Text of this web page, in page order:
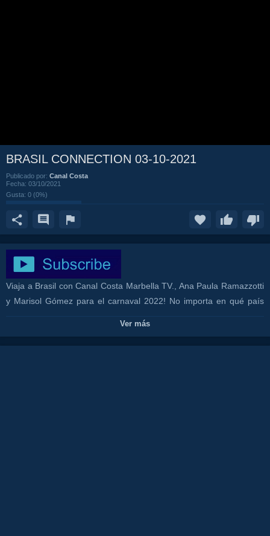
BRASIL CONNECTION 03-10-2021
Publicado por: Canal Costa
Fecha: 03/10/2021
Gusta: 0 (0%)
Viaja a Brasil con Canal Costa Marbella TV., Ana Paula Ramazzotti
y Marisol Gómez para el carnaval 2022! No importa en qué país
https://www.canalcosta.com/index.php/p/13/contacto-canal-costa-
Ver más